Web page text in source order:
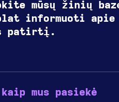
mūsų žinių
informuoti apie
patirtį.
mus pasiekė